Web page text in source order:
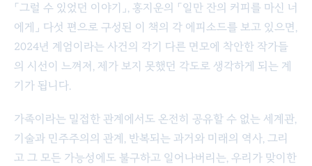
「그럴 수 있었던 이야기」, 홍지운의 「일만 잔의 커피를 마신 너
에게」 다섯 편으로 구성된 이 책의 각 에피소드를 보고 있으면,
2024년 계엄이라는 사건의 각기 다른 면모에 착안한 작가들
의 시선이 느껴져, 제가 보지 못했던 각도로 생각하게 되는 계
기가 됩니다.
가족이라는 밀접한 관계에서도 온전히 공유할 수 없는 세계관,
기술과 민주주의의 관계, 반복되는 과거와 미래의 역사, 그리
고 그 모든 가능성에도 불구하고 일어나버리는, 우리가 맞이한